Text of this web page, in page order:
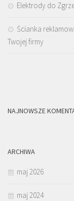
Elektrody do
Ścianka
Twojej firmy
NAJNOWSZE
ARCHIWA
maj 2026
maj 2024